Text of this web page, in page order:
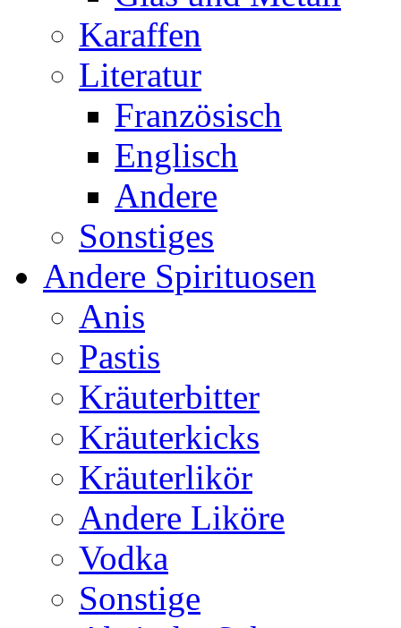
Karaffen
Literatur
Französisch
Englisch
Andere
Sonstiges
Andere Spirituosen
Anis
Pastis
Kräuterbitter
Kräuterkicks
Kräuterlikör
Andere Liköre
Vodka
Sonstige